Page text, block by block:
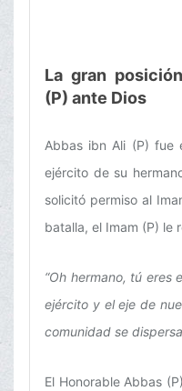
La gran
(P) ante Dios
Abbas ibn Ali (P) fue
ejército de su
solicitó permiso al
batalla, el Imam (P) le
“Oh hermano, tú eres
ejército y el eje de
comunidad se
El Honorable Abbas